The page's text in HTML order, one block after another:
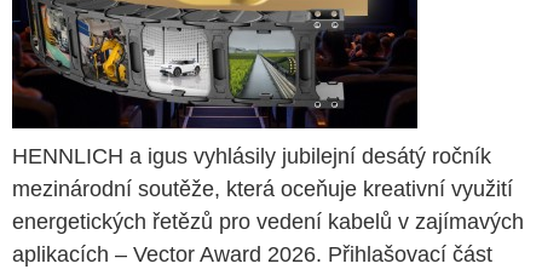
HENNLICH a igus vyhlásily jubilejní desátý ročník
mezinárodní soutěže, která oceňuje kreativní využití
energetických řetězů pro vedení kabelů v zajímavých
aplikacích – Vector Award 2026. Přihlašovací část